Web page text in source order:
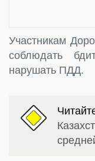
Участникам
соблюдать
нарушать ПДД.